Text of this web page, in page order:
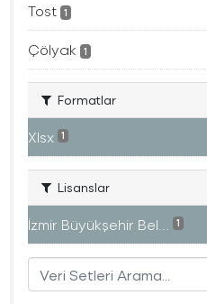
Tost 1
Çölyak 1
Formatlar
Xlsx 1
Lisanslar
İzmir Büyükşehir Bel... 1